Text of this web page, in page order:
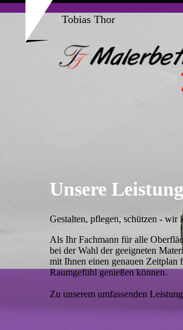
Tobias Thor
Unsere
Gestalten, pflegen, schützen - wir
Als Ihr Fachmann für alle
bei der Wahl der geeigneten
mit Ihnen einen genauen Zeitplan
Raumgefühl genießen können.
Zu unserem umfassenden